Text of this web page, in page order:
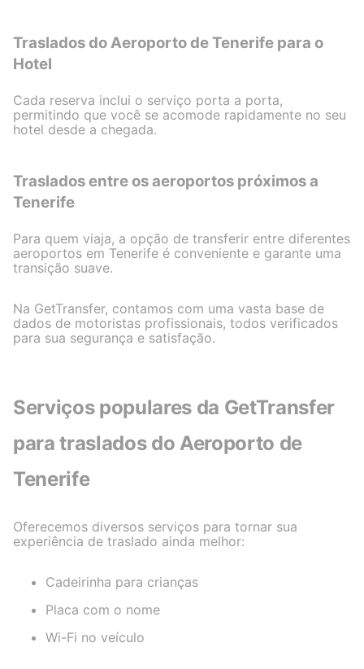
Traslados do Aeroporto de Tenerife para o
Hotel
Cada reserva inclui o serviço porta a porta,
permitindo que você se acomode rapidamente no seu
hotel desde a chegada.
Traslados entre os aeroportos próximos a
Tenerife
Para quem viaja, a opção de transferir entre diferentes
aeroportos em Tenerife é conveniente e garante uma
transição suave.
Na GetTransfer, contamos com uma vasta base de
dados de motoristas profissionais, todos verificados
para sua segurança e satisfação.
Serviços populares da GetTransfer
para traslados do Aeroporto de
Tenerife
Oferecemos diversos serviços para tornar sua
experiência de traslado ainda melhor:
Cadeirinha para crianças
Placa com o nome
Wi-Fi no veículo